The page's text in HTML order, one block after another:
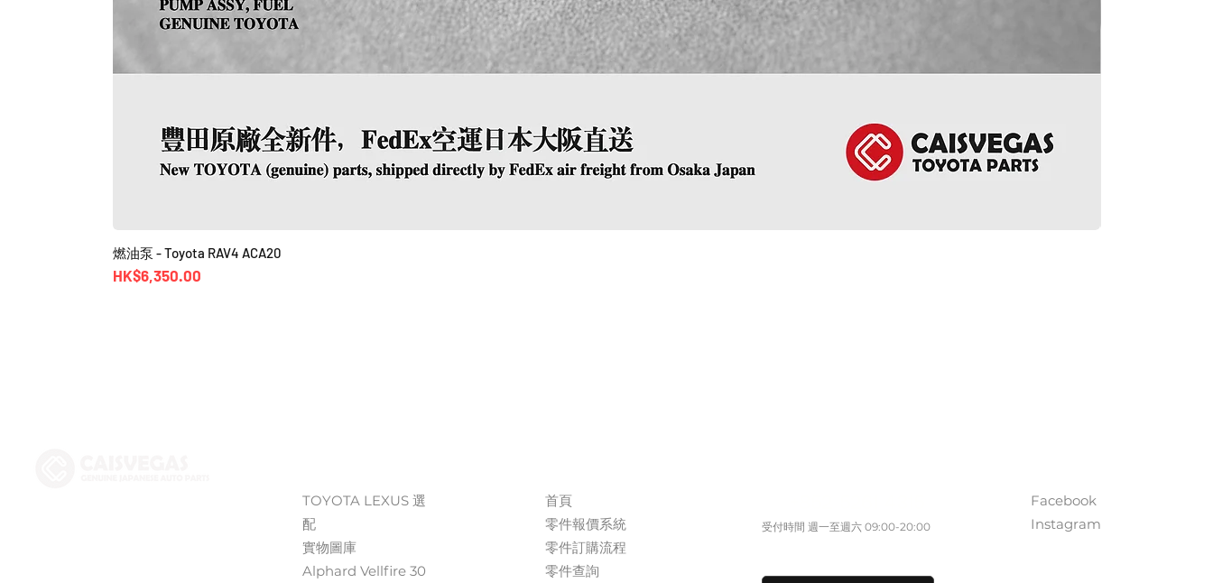
燃油泵 - Toyota RAV4 ACA20
價格
HK$6,350.00
TOYOTA LEXUS 選
配
實物圖庫
Alphard Vellfire 30
首頁
零件報價系統
​零件訂購流程
零件查詢
受付時間 週一至週六​ 09:00-20:00
Facebook
Instagram